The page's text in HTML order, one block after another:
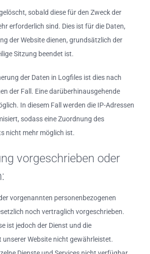
sobald diese für den Zweck der
erforderlich sind. Dies ist für die Daten,
der Website dienen, grundsätzlich der
Sitzung beendet ist.
der Daten in Logfiles ist dies nach
der Fall. Eine darüberhinausgehende
In diesem Fall werden die IP-Adressen
sodass eine Zuordnung des
nicht mehr möglich ist.
vorgeschrieben oder
vorgenannten personenbezogenen
noch vertraglich vorgeschrieben.
ist jedoch der Dienst und die
Website nicht gewährleistet.